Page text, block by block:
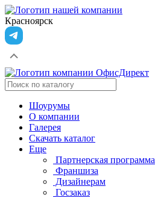
Красноярск
Шоурумы
О компании
Галерея
Скачать каталог
Еще
Партнерская программа
Франшиза
Дизайнерам
Госзаказ